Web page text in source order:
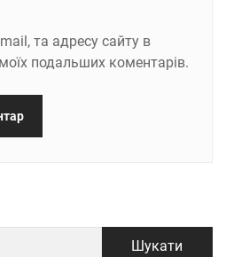
та адресу сайту в
подальших коментарів.